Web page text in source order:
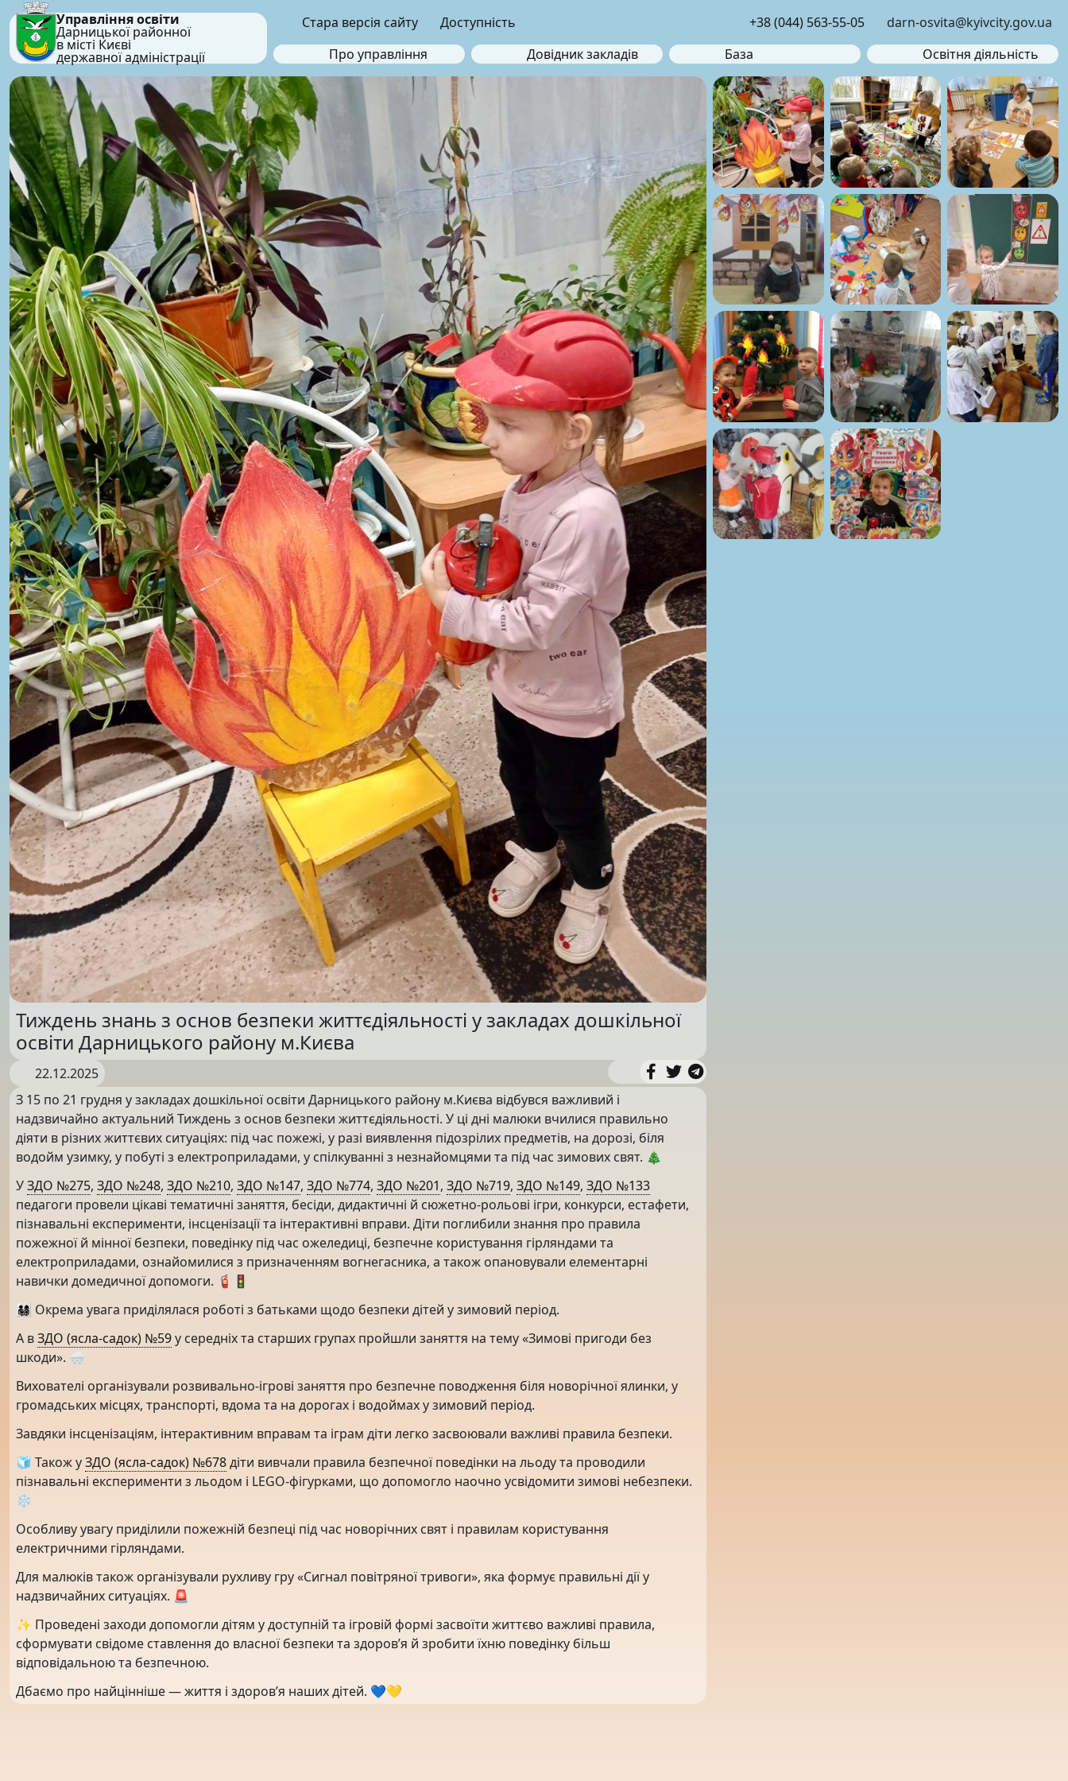
Управління освіти
Дарницької районної
в місті Києві
державної адміністрації
Стара версія сайту Доступність +38 (044) 563-55-05
darn-osvita@kyivcity.gov.ua
Про управління
Довідник закладів База Освітня діяльність
Тиждень знань з основ безпеки життєдіяльності у закладах дошкільної
освіти Дарницького району м.Києва
22.12.2025
З 15 по 21 грудня у закладах дошкільної освіти Дарницького району м.Києва відбувся важливий і
надзвичайно актуальний Тиждень з основ безпеки життєдіяльності. У ці дні малюки вчилися правильно
діяти в різних життєвих ситуаціях: під час пожежі, у разі виявлення підозрілих предметів, на дорозі, біля
водойм узимку, у побуті з електроприладами, у спілкуванні з незнайомцями та під час зимових свят. 🎄
УЗДО №275, ЗДО №248, ЗДО №210, ЗДО №147, ЗДО №774, ЗДО №201, ЗДО №719, ЗДО №149, ЗДО №133
педагоги провели цікаві тематичні заняття, бесіди, дидактичні й сюжетно-рольові ігри, конкурси, естафети,
пізнавальні експерименти, інсценізації та інтерактивні вправи. Діти поглибили знання про правила
пожежної й мінної безпеки, поведінку під час ожеледиці, безпечне користування гірляндами та
електроприладами, ознайомилися з призначенням вогнегасника, а також опановували елементарні
навички домедичної допомоги. 🧯🚦
👨‍👩‍👧‍👦 Окрема увага приділялася роботі з батьками щодо безпеки дітей у зимовий період.
А вЗДО (ясла-садок) №59у середніх та старших групах пройшли заняття на тему «Зимові пригоди без
шкоди». 🌨
Вихователі організували розвивально-ігрові заняття про безпечне поводження біля новорічної ялинки, у
громадських місцях, транспорті, вдома та на дорогах і водоймах у зимовий період.
Завдяки інсценізаціям, інтерактивним вправам та іграм діти легко засвоювали важливі правила безпеки.
🧊 Також уЗДО (ясла-садок) №678діти вивчали правила безпечної поведінки на льоду та проводили
пізнавальні експерименти з льодом і LEGO-фігурками, що допомогло наочно усвідомити зимові небезпеки.
❄️
Особливу увагу приділили пожежній безпеці під час новорічних свят і правилам користування
електричними гірляндами.
Для малюків також організували рухливу гру «Сигнал повітряної тривоги», яка формує правильні дії у
надзвичайних ситуаціях. 🚨
✨ Проведені заходи допомогли дітям у доступній та ігровій формі засвоїти життєво важливі правила,
сформувати свідоме ставлення до власної безпеки та здоров’я й зробити їхню поведінку більш
відповідальною та безпечною.
Дбаємо про найцінніше — життя і здоров’я наших дітей. 💙💛